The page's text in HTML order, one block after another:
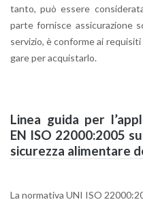
tan­to, può es­se­re
parte for­ni­sce as­si­cu­ra­zio­ne
ser­vi­zio, è con­for­me ai
ga­re per ac­qui­star­lo.
Linea guida per
EN ISO 22000:2005
si­cu­rez­za ali­men­ta­re
La nor­ma­ti­va UNI ISO